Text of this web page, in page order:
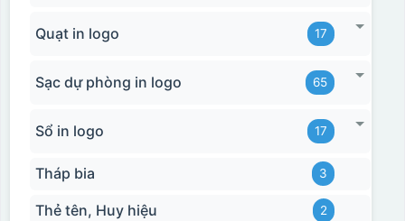
Quạt in logo 17
Sạc dự phòng in logo 65
Sổ in logo 17
Tháp bia 3
Thẻ tên, Huy hiệu 2